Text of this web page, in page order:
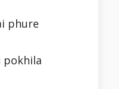
phure
pokhila